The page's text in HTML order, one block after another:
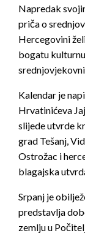
Napredak
priča o
Hercegovini
bogatu
Kalendar je
Hrvatinićeva
slijede utvrde
grad Tešanj,
Ostrožac i
blagajska
Srpanj je
predstavlja
zemlju u